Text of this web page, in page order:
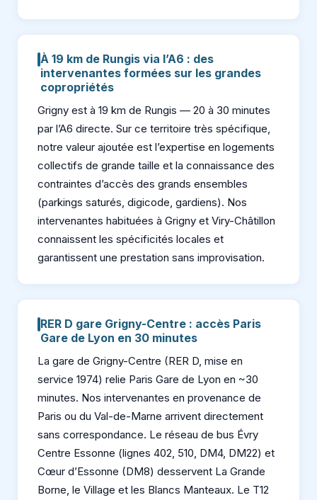
À 19 km de Rungis via l’A6 : des
intervenantes formées sur les grandes
copropriétés
Grigny est à 19 km de Rungis — 20 à 30 minutes
par l’A6 directe. Sur ce territoire très spécifique,
notre valeur ajoutée est l’expertise en logements
collectifs de grande taille et la connaissance des
contraintes d’accès des grands ensembles
(parkings saturés, digicode, gardiens). Nos
intervenantes habituées à Grigny et Viry-Châtillon
connaissent les spécificités locales et
garantissent une prestation sans improvisation.
RER D gare Grigny-Centre : accès Paris
Gare de Lyon en 30 minutes
La gare de Grigny-Centre (RER D, mise en
service 1974) relie Paris Gare de Lyon en ~30
minutes. Nos intervenantes en provenance de
Paris ou du Val-de-Marne arrivent directement
sans correspondance. Le réseau de bus Évry
Centre Essonne (lignes 402, 510, DM4, DM22) et
Cœur d’Essonne (DM8) desservent La Grande
Borne, le Village et les Blancs Manteaux. Le T12